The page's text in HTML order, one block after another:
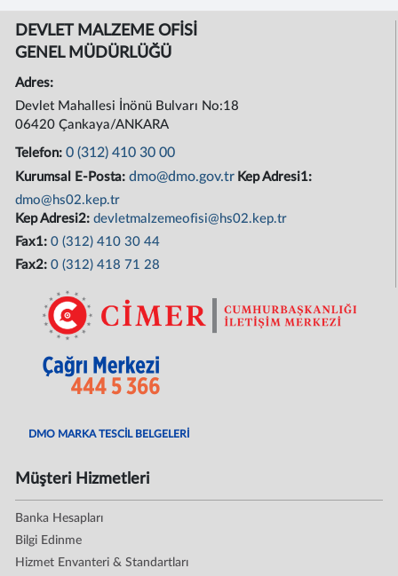
DEVLET MALZEME OFİSİ
GENEL MÜDÜRLÜĞÜ
Adres:
Devlet Mahallesi İnönü Bulvarı No:18
06420 Çankaya/ANKARA
Telefon:0 (312) 410 30 00
Kurumsal E-Posta:dmo@dmo.gov.tr Kep Adresi1:
dmo@hs02.kep.tr
Kep Adresi2:devletmalzemeofisi@hs02.kep.tr
Fax1:0 (312) 410 30 44
Fax2:0 (312) 418 71 28
DMO MARKA TESCİL BELGELERİ
Müşteri Hizmetleri
Banka Hesapları
Bilgi Edinme
Hizmet Envanteri & Standartları